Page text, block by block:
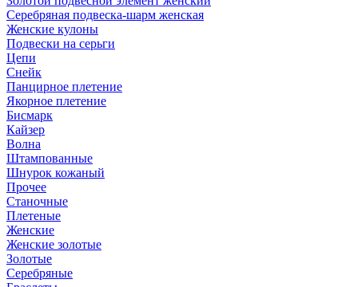
Серебряная подвеска-шарм женская
Женские кулоны
Подвески на серьги
Цепи
Снейк
Панцирное плетение
Якорное плетение
Бисмарк
Кайзер
Волна
Штампованные
Шнурок кожаный
Прочее
Станочные
Плетеные
Женские
Женские золотые
Золотые
Серебряные